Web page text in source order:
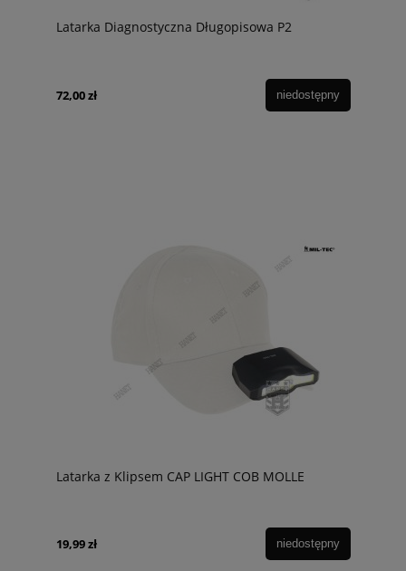
Latarka Diagnostyczna Długopisowa P2
72,00 zł niedostępny
Latarka z Klipsem CAP LIGHT COB MOLLE
19,99 zł niedostępny